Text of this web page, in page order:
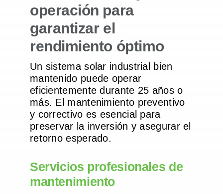
operación para
garantizar el
rendimiento óptimo
Un sistema solar industrial bien
mantenido puede operar
eficientemente durante 25 años o
más. El mantenimiento preventivo
y correctivo es esencial para
preservar la inversión y asegurar el
retorno esperado.
Servicios profesionales de
mantenimiento